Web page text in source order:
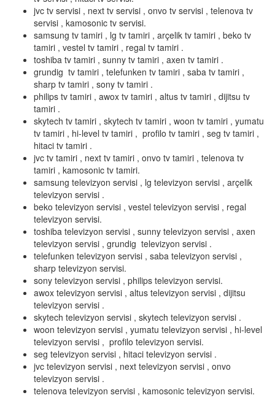
jvc tv servisi , next tv servisi , onvo tv servisi , telenova tv
servisi , kamosonic tv servisi.
samsung tv tamiri , lg tv tamiri , arçelik tv tamiri , beko tv
tamiri , vestel tv tamiri , regal tv tamiri .
toshiba tv tamiri , sunny tv tamiri , axen tv tamiri .
grundig tv tamiri , telefunken tv tamiri , saba tv tamiri ,
sharp tv tamiri , sony tv tamiri .
philips tv tamiri , awox tv tamiri , altus tv tamiri , dijitsu tv
tamiri .
skytech tv tamiri , skytech tv tamiri , woon tv tamiri , yumatu
tv tamiri , hi-level tv tamiri , profilo tv tamiri , seg tv tamiri ,
hitaci tv tamiri .
jvc tv tamiri , next tv tamiri , onvo tv tamiri , telenova tv
tamiri , kamosonic tv tamiri.
samsung televizyon servisi , lg televizyon servisi , arçelik
televizyon servisi .
beko televizyon servisi , vestel televizyon servisi , regal
televizyon servisi.
toshiba televizyon servisi , sunny televizyon servisi , axen
televizyon servisi , grundig televizyon servisi .
telefunken televizyon servisi , saba televizyon servisi ,
sharp televizyon servisi.
sony televizyon servisi , philips televizyon servisi.
awox televizyon servisi , altus televizyon servisi , dijitsu
televizyon servisi .
skytech televizyon servisi , skytech televizyon servisi .
woon televizyon servisi , yumatu televizyon servisi , hi-level
televizyon servisi , profilo televizyon servisi.
seg televizyon servisi , hitaci televizyon servisi .
jvc televizyon servisi , next televizyon servisi , onvo
televizyon servisi .
telenova televizyon servisi , kamosonic televizyon servisi.